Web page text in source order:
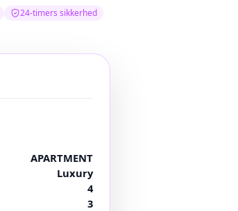
24-timers sikkerhed
APARTMENT
Luxury
4
3